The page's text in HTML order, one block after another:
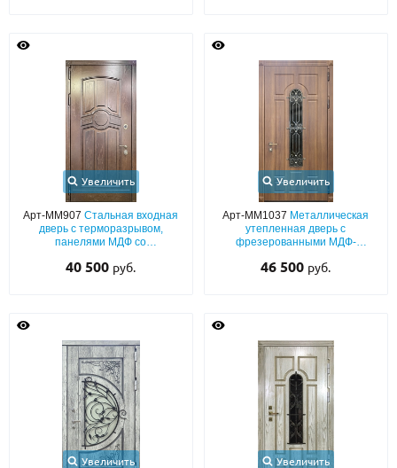
ДВЕРИ С ТЕРМОРАЗРЫВОМ
УСТАНОВКА
О НАС
Москве и МО
ПН-СБ - с 9:00 до 21:00, ВС - до 19:00
+7 (495) 411-44-41
INFO@META-M.RU
Увеличить
Арт-ММ907Стальная входная
дверь с терморазрывом,
панелями МДФ со
40 500 руб.
Увеличить
Арт-ММ1037 Металлическая
утепленная дверь с
фрезерованными МДФ-
кованой решеткой
46 500 руб.
Увеличить Увеличить